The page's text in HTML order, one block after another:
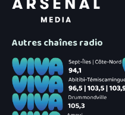
Autres chaînes radio